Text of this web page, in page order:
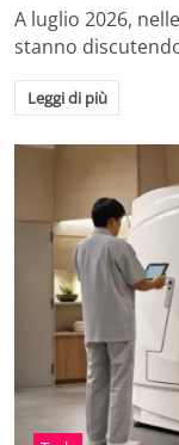
A luglio 2026,
stanno
Leggi di più